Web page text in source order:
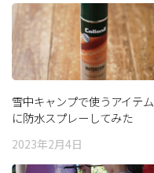
雪中キャンプで使うアイテム
に防水スプレーしてみた
2023年2月4日